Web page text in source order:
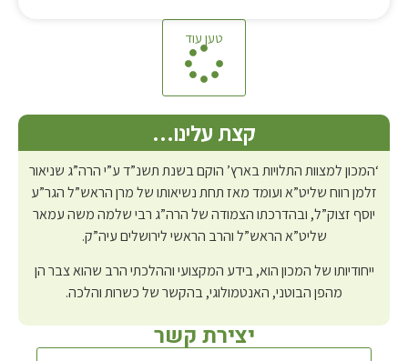
טען עוד
קצת עלינו…
‘המכון למצוות התלויות בארץ’ הוקם בשנת תשנ”ד ע”י הרה”ג שניאור
זלמן רווח שליט”א ועומד מאז תחת נשיאותו של מרן הראש”ל הגר”ע
יוסף זצוק”ל, ובהדרכתו הצמודה של הרה”ג רבי שלמה משה עמאר
שליט”א הראש”ל והרב הראשי לירושלים עיה”ק.
ייחודיותו של המכון הוא, בידע המקצועי וההלכתי הרב שהוא צבר הן
מהפן הבוטני, האנטמולוגי, בהקשר של כשרות והלכה.
יצירת קשר